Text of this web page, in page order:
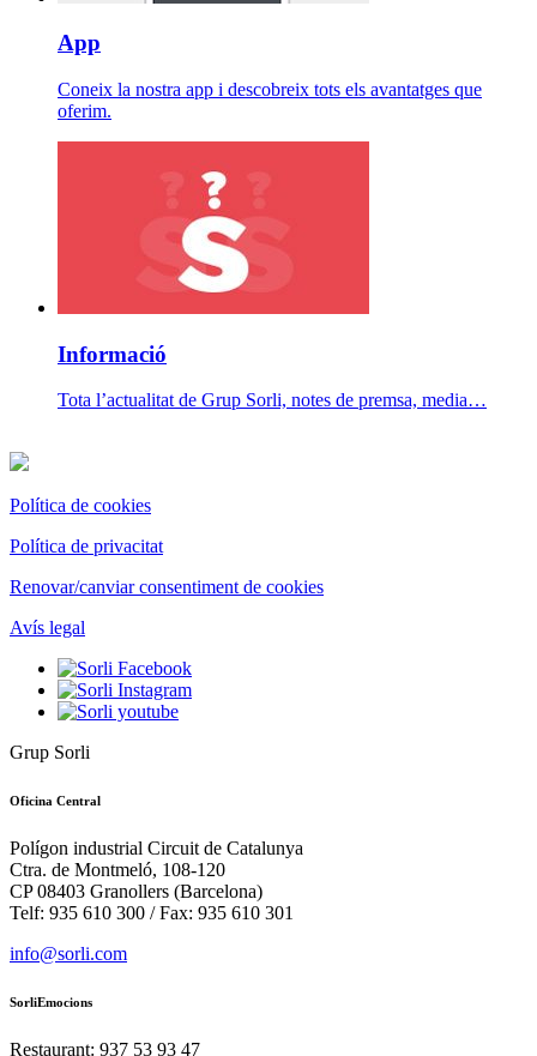
App
Coneix la nostra app i descobreix tots els avantatges que
oferim.
Informació
Tota l’actualitat de Grup Sorli, notes de premsa, media…
Política de cookies
Política de privacitat
Renovar/canviar consentiment de cookies
Avís legal
Grup Sorli
Oficina Central
Polígon industrial Circuit de Catalunya
Ctra. de Montmeló, 108-120
CP 08403 Granollers (Barcelona)
Telf: 935 610 300 / Fax: 935 610 301
info@sorli.com
SorliEmocions
Restaurant: 937 53 93 47